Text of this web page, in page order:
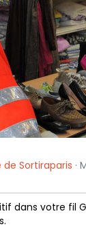
Sortiraparis ·
dans votre fil